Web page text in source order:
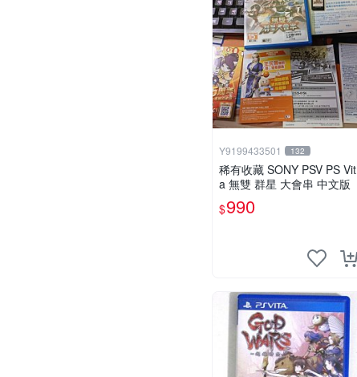
Y9199433501 132
稀有收藏 SONY PSV PS Vit
a 無雙 群星 大會串 中文版
$990